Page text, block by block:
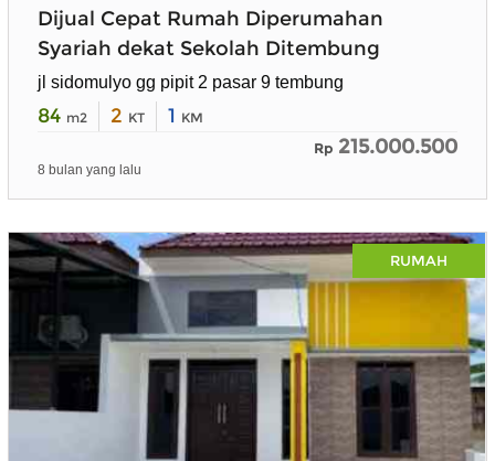
Dijual Cepat Rumah Diperumahan
Syariah dekat Sekolah Ditembung
jl sidomulyo gg pipit 2 pasar 9 tembung
84 m2 2 KT 1 KM
Rp 215.000.500
8 bulan yang lalu
RUMAH